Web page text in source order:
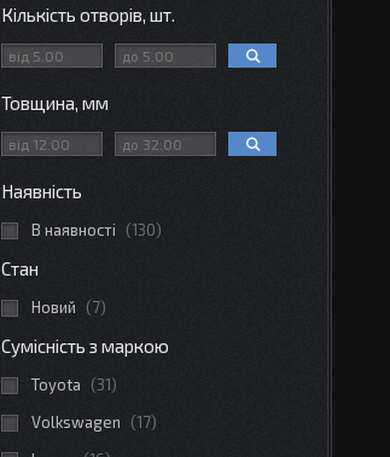
Кількість отворів, шт.
Товщина, мм
Наявність
В наявності 130
Стан
Новий 7
Сумісність з маркою
Toyota
31
Volkswagen
17